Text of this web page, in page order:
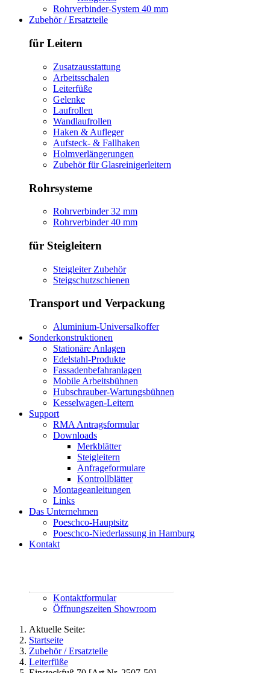
Rohrverbinder-System 40 mm
Zubehör / Ersatzteile
für Leitern
Zusatzausstattung
Arbeitsschalen
Leiterfüße
Gelenke
Laufrollen
Wandlaufrollen
Haken & Aufleger
Aufsteck- & Fallhaken
Holmverlängerungen
Zubehör für Glasreinigerleitern
Rohrsysteme
Rohrverbinder 32 mm
Rohrverbinder 40 mm
für Steigleitern
Steigleiter Zubehör
Steigschutzschienen
Transport und Verpackung
Aluminium-Universalkoffer
Sonderkonstruktionen
Stationäre Anlagen
Edelstahl-Produkte
Fassadenbefahranlagen
Mobile Arbeitsbühnen
Hubschrauber-Wartungsbühnen
Kesselwagen-Leitern
Support
RMA Antragsformular
Downloads
Merkblätter
Steigleitern
Anfrageformulare
Kontrollblätter
Montageanleitungen
Links
Das Unternehmen
Poeschco-Hauptsitz
Poeschco-Niederlassung in Hamburg
Kontakt
Kontaktformular
Öffnungszeiten Showroom
Aktuelle Seite:
Startseite
Zubehör / Ersatzteile
Leiterfüße